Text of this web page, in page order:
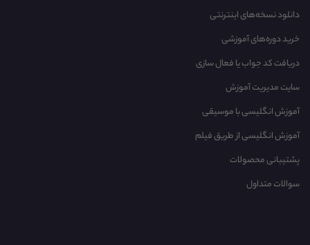
دانلود نسخه‌های اینترنتی
خرید دوره‌های آموزشی
دریافت کد جواب یا فعال سازی
سایت مدیریت آموزش
آموزش انگلیسی با موسیقی‌
آموزش انگلیسی از طریق فیلم
پشتیبانی محصولات
سوالات متداول